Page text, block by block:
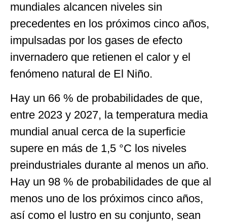
mundiales alcancen niveles sin
precedentes en los próximos cinco años,
impulsadas por los gases de efecto
invernadero que retienen el calor y el
fenómeno natural de El Niño.
Hay un 66 % de probabilidades de que,
entre 2023 y 2027, la temperatura media
mundial anual cerca de la superficie
supere en más de 1,5 °C los niveles
preindustriales durante al menos un año.
Hay un 98 % de probabilidades de que al
menos uno de los próximos cinco años,
así como el lustro en su conjunto, sean